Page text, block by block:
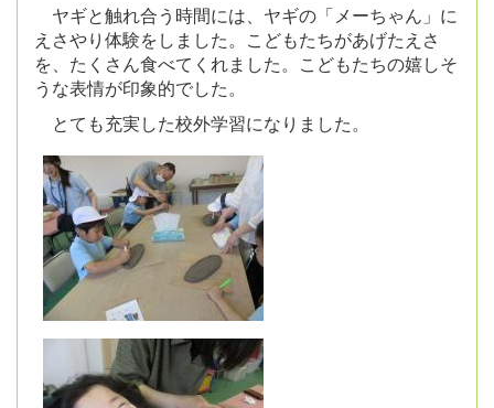
ヤギと触れ合う時間には、ヤギの「メーちゃん」に
えさやり体験をしました。こどもたちがあげたえさ
を、たくさん食べてくれました。こどもたちの嬉しそ
うな表情が印象的でした。
とても充実した校外学習になりました。